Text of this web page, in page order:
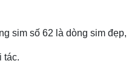
sim số 62 là dòng sim
tác.